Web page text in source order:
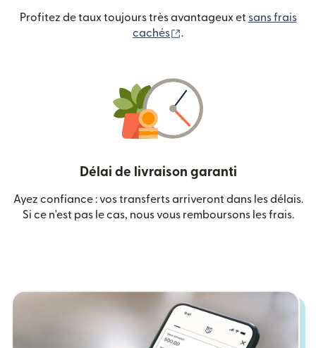
Profitez de taux toujours très avantageux et sans frais
cachés
.
Délai de livraison garanti
Ayez confiance : vos transferts arriveront dans les délais.
Si ce n'est pas le cas, nous vous remboursons les frais.